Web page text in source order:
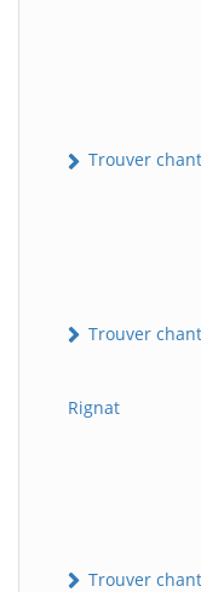
Trouver
Trouver
Rignat
Trouver